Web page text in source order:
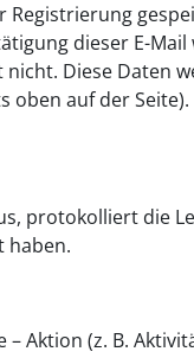
dieser E-
Diese Daten
auf der
protokolliert die
haben.
Aktion (z. B.